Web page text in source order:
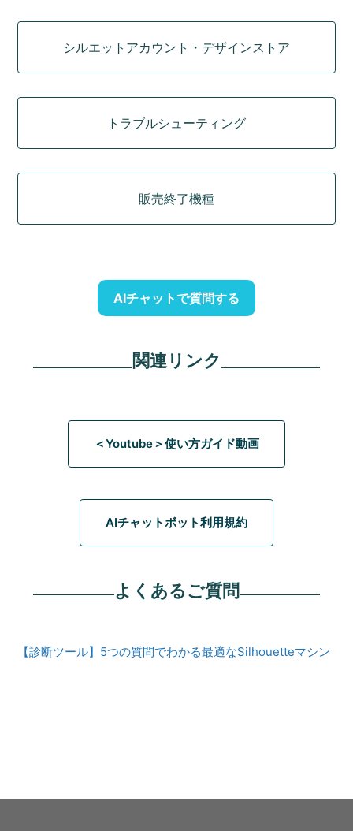
シルエットアカウント・デザインストア
トラブルシューティング
販売終了機種
AIチャットで質問する
関連リンク
＜Youtube＞使い方ガイド動画
AIチャットボット利用規約
よくあるご質問
【診断ツール】5つの質問でわかる最適なSilhouetteマシン